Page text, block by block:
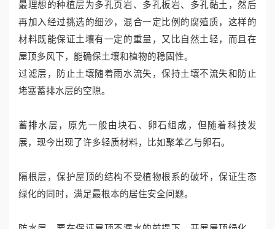
最理想的种植层为多孔页岩、多孔板岩、多孔黏土，然后
再加入经过挑选的细沙，混合一定比例的腐殖质，这样的
材料既能保证土壤有一定的重量，又比自然土轻，而且在
屋顶多风下，能确保土壤和植物的稳固性。
过滤层，防止土壤随着雨水流失，保持土壤不流失和防止
堵塞蓄排水层的空隙。
蓄排水层，原先一般由块石、卵石组成，但随着科技发
展，现今出现了许多轻质材料，比如聚苯乙与卵石。
隔根层，保护屋顶的结构不受植物根系的破坏，保证生态
绿化的同时，满足最根本的居住安全问题。